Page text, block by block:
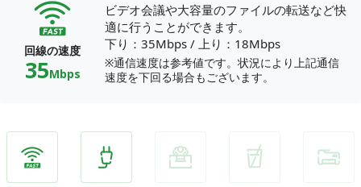
回線の速度
35Mbps
ビデオ会議や大容量のファイルの転送など快
適に行うことができます。
下り：35Mbps / 上り：18Mbps
※通信速度は参考値です。状況により上記通信
速度を下回る場合もございます。